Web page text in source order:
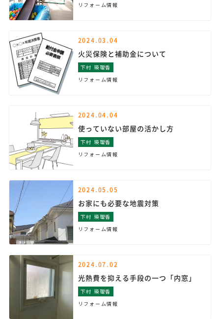
リフォーム情報
2024.03.04
火災保険と補助金について
下村 瑛理香
リフォーム情報
2024.04.04
使っていない部屋の活かし方
下村 瑛理香
リフォーム情報
2024.05.05
お家にも必要な地震対策
下村 瑛理香
リフォーム情報
2024.07.02
光熱費を抑える手段の一つ「内窓」
下村 瑛理香
リフォーム情報